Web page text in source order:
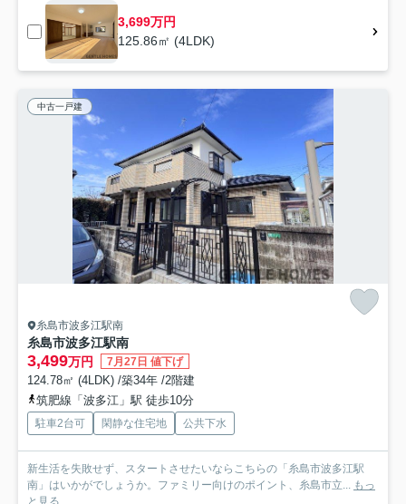
3,699万円
125.86㎡ (4LDK)
中古一戸建
糸島市波多江駅南
糸島市波多江駅南
3,499万円 7月27日 値下げ
124.78㎡ (4LDK) /築34年 /2階建
筑肥線「波多江」駅 徒歩10分
駐車2台可 閑静な住宅地 公共下水
新生活を失敗せず、スタートさせたいならこちらの「糸島市波多江駅
南」はいかがでしょうか。ファミリー向けのポイント、糸島市立... もっ
と見る